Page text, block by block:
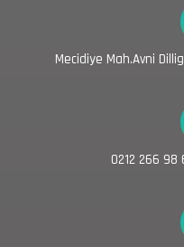
Mecidiye Mah.Avni
0212 266 98